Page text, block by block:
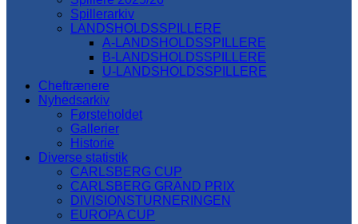
Spillerarkiv
LANDSHOLDSSPILLERE
A-LANDSHOLDSSPILLERE
B-LANDSHOLDSSPILLERE
U-LANDSHOLDSSPILLERE
Cheftrænere
Nyhedsarkiv
Førsteholdet
Gallerier
Historie
Diverse statistik
CARLSBERG CUP
CARLSBERG GRAND PRIX
DIVISIONSTURNERINGEN
EUROPA CUP